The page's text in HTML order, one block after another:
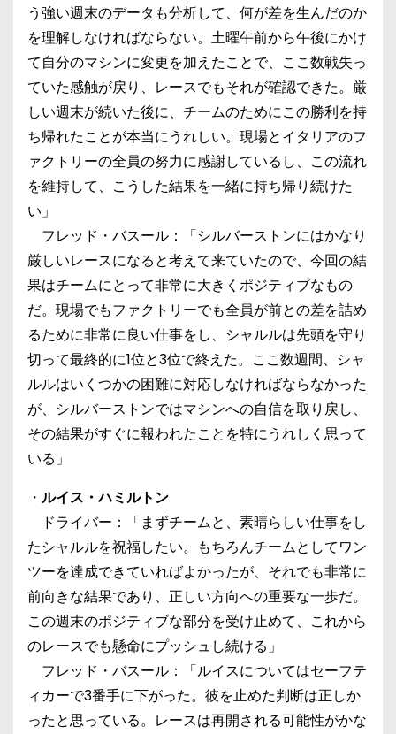
う強い週末のデータも分析して、何が差を生んだのか
を理解しなければならない。土曜午前から午後にかけ
て自分のマシンに変更を加えたことで、ここ数戦失っ
ていた感触が戻り、レースでもそれが確認できた。厳
しい週末が続いた後に、チームのためにこの勝利を持
ち帰れたことが本当にうれしい。現場とイタリアのフ
ァクトリーの全員の努力に感謝しているし、この流れ
を維持して、こうした結果を一緒に持ち帰り続けた
い」
フレッド・バスール：「シルバーストンにはかなり
厳しいレースになると考えて来ていたので、今回の結
果はチームにとって非常に大きくポジティブなもの
だ。現場でもファクトリーでも全員が前との差を詰め
るために非常に良い仕事をし、シャルルは先頭を守り
切って最終的に1位と3位で終えた。ここ数週間、シャ
ルルはいくつかの困難に対応しなければならなかった
が、シルバーストンではマシンへの自信を取り戻し、
その結果がすぐに報われたことを特にうれしく思って
いる」
・ ルイス・ハミルトン
ドライバー：「まずチームと、素晴らしい仕事をし
たシャルルを祝福したい。もちろんチームとしてワン
ツーを達成できていればよかったが、それでも非常に
前向きな結果であり、正しい方向への重要な一歩だ。
この週末のポジティブな部分を受け止めて、これから
のレースでも懸命にプッシュし続ける」
フレッド・バスール：「ルイスについてはセーフテ
ィカーで3番手に下がった。彼を止めた判断は正しか
ったと思っている。レースは再開される可能性がかな